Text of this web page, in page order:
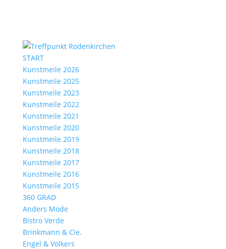
START
Kunstmeile 2026
Kunstmeile 2025
Kunstmeile 2023
Kunstmeile 2022
Kunstmeile 2021
Kunstmeile 2020
Kunstmeile 2019
Kunstmeile 2018
Kunstmeile 2017
Kunstmeile 2016
Kunstmeile 2015
360 GRAD
Anders Mode
Bistro Verde
Brinkmann & Cie.
Engel & Völkers